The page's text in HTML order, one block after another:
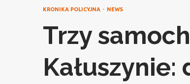
KRONIKA POLICYJNA NEWS
Trzy